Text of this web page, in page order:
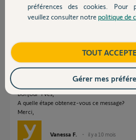
Contact
il y a 10 mois
Participer au fil de
Réponses
Bonjour Yves,
A quelle étape obtenez-vous ce message?
Merci,
Vanessa F. il y a 10 mois
préférences des cookies. Pour
veuillez consulter notre politique de
TOUT
Gérer mes